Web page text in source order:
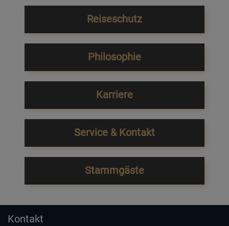
Reiseschutz
Philosophie
Karriere
Service & Kontakt
Stammgäste
Kontakt